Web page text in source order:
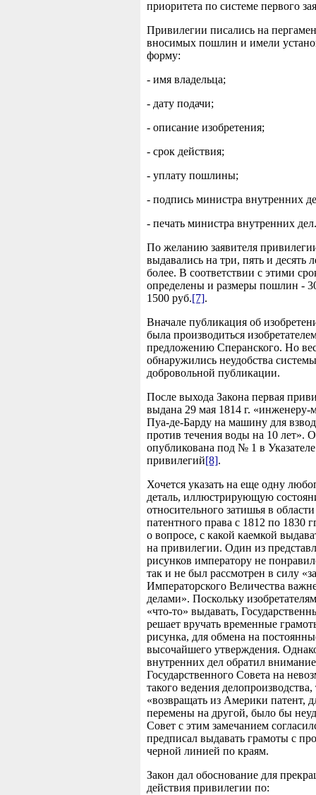
приоритета по системе первого
Привилегии писались на
вносимых пошлин и имели
форму:
- имя владельца;
- дату подачи;
- описание изобретения;
- срок действия;
- уплату пошлины;
- подпись министра внутренних
- печать министра внутренних дел.
По желанию заявителя
выдавались на три, пять и десять
более. В соответствии с этими
определены и размеры пошлин -
1500 руб.[7].
Вначале публикация об
была производиться
предложению Сперанского. Но
обнаружились неудобства системы
добровольной публикации.
После выхода Закона первая
выдана 29 мая 1814 г. «инженеру-
Пуа-де-Барду на машину для
против течения воды на 10 лет».
опубликована под № 1 в Указателе
привилегий[8].
Хочется указать на еще одну
деталь, иллюстрирующую
относительного затишья в области
патентного права с 1812 по 1830
о вопросе, с какой каемкой
на привилегии. Один из
рисунков императору не
так и не был рассмотрен в силу
Императорского Величества
делами». Поскольку
«что-то» выдавать,
решает вручать временные
рисунка, для обмена на
высочайшего утверждения.
внутренних дел обратил внимание
Государственного Совета на
такого ведения делопроизводства,
«возвращать из Америки патент,
перемены на другой, было бы
Совет с этим замечанием
предписал выдавать грамоты с
черной линией по краям.
Закон дал обоснование для
действия привилегии по: